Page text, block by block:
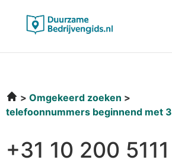
Omgekeerd zoeken
telefoonnummers beginnend met 3
+31 10 200 5111